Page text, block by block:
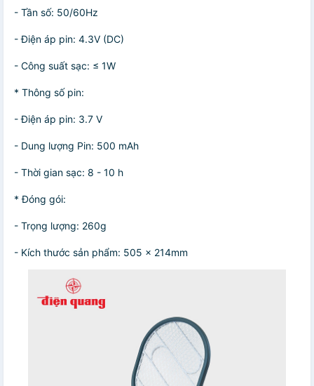
- Tần số: 50/60Hz
- Điện áp pin: 4.3V (DC)
- Công suất sạc: ≤ 1W
* Thông số pin:
- Điện áp pin: 3.7 V
- Dung lượng Pin: 500 mAh
- Thời gian sạc: 8 - 10 h
* Đóng gói:
- Trọng lượng: 260g
- Kích thước sản phẩm: 505 x 214mm